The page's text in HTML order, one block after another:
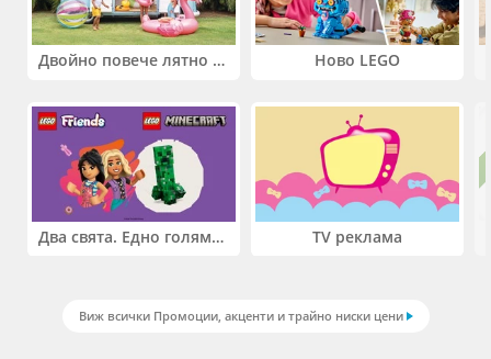
Двойно повече лятно забавление! Купи 2 продукта INTEX и вземи -33%
Два свята. Едно голямо приключение. Купи 2 продукта LEGO® Friends и/или LEGO® Minecraft и вземи -27%
Ново LEGO
TV реклама
Виж всички Промоции, акценти и трайно ниски цени